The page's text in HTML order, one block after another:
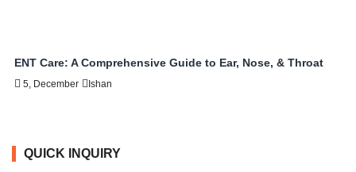
ENT Care: A Comprehensive Guide to Ear, Nose, & Throat
5, December Ishan
QUICK INQUIRY